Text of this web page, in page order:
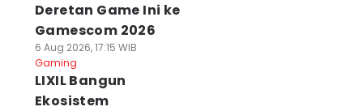
Deretan Game Ini ke
Gamescom 2026
6 Aug 2026, 17:15 WIB
Gaming
LIXIL Bangun
Ekosistem